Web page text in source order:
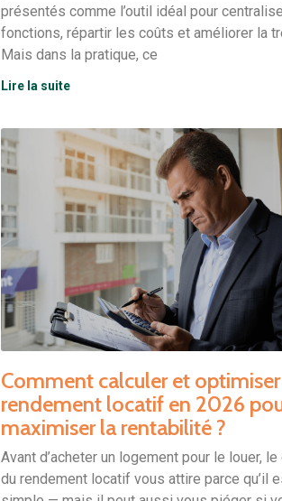
présentés comme l’outil idéal pour
fonctions, répartir les coûts et améliorer la
Mais dans la pratique, ce
Lire la suite
Comment calculer et
rendement locatif en 2026
maximiser la rentabilité ?
Avant d’acheter un logement pour le louer,
du rendement locatif vous attire parce qu’il